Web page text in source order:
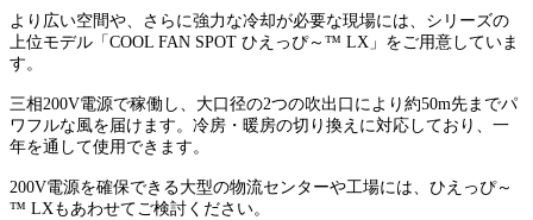
より広い空間や、さらに強力な冷却が必要な現場には、シリーズの
上位モデル「COOL FAN SPOT ひえっぴ～™ LX」をご用意していま
す。
三相200V電源で稼働し、大口径の2つの吹出口により約50m先までパ
ワフルな風を届けます。冷房・暖房の切り換えに対応しており、一
年を通して使用できます。
200V電源を確保できる大型の物流センターや工場には、ひえっぴ～
™ LXもあわせてご検討ください。